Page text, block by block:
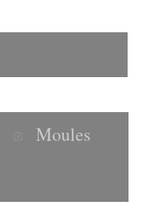
Moules